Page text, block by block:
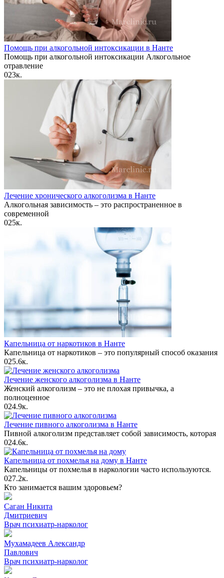
Помощь при алкогольной интоксикации в Нанте
Помощь при алкогольной интоксикации Алкогольное
отравление
023к.
Лечение хронического алкоголизма в Нанте
Алкогольная зависимость – это распространенное в
современной
025к.
Капельница от наркотиков в Нанте
Капельница от наркотиков – это популярный способ оказания
025.6к.
Лечение женского алкоголизма в Нанте
Женский алкоголизм – это не плохая привычка, а
полноценное
024.9к.
Лечение пивного алкоголизма в Нанте
Пивной алкоголизм представляет собой зависимость, которая
024.6к.
Капельница от похмелья на дому в Нанте
Капельницы от похмелья в наркологии часто используются.
027.2к.
Кто занимается вашим здоровьем?
Саган Никита
Дмитриевич
Врач психиатр-нарколог
Мухамадеев Александр
Павлович
Врач психиатр-нарколог